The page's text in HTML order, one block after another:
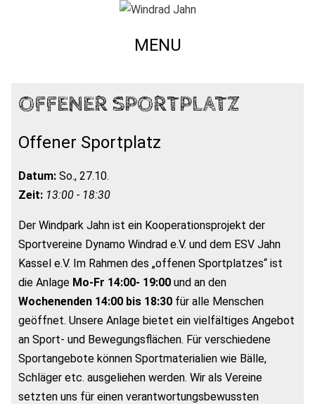
MENU
OFFENER SPORTPLATZ
Offener Sportplatz
Datum: So., 27.10.
Zeit: 13:00 - 18:30
Der Windpark Jahn ist ein Kooperationsprojekt der
Sportvereine Dynamo Windrad e.V. und dem ESV Jahn
Kassel e.V. Im Rahmen des „offenen Sportplatzes“ ist
die Anlage Mo-Fr 14:00- 19:00 und an den
Wochenenden 14:00 bis 18:30 für alle Menschen
geöffnet. Unsere Anlage bietet ein vielfältiges Angebot
an Sport- und Bewegungsflächen. Für verschiedene
Sportangebote können Sportmaterialien wie Bälle,
Schläger etc. ausgeliehen werden. Wir als Vereine
setzten uns für einen verantwortungsbewussten